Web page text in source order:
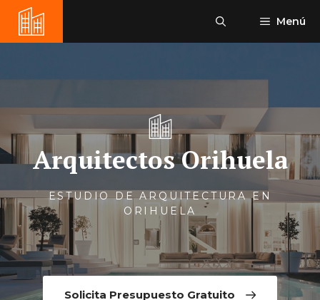
Saltar
contenido
Menú
Arquitectos Orihuela
ESTUDIO DE ARQUITECTURA EN
ORIHUELA
Solicita Presupuesto Gratuito